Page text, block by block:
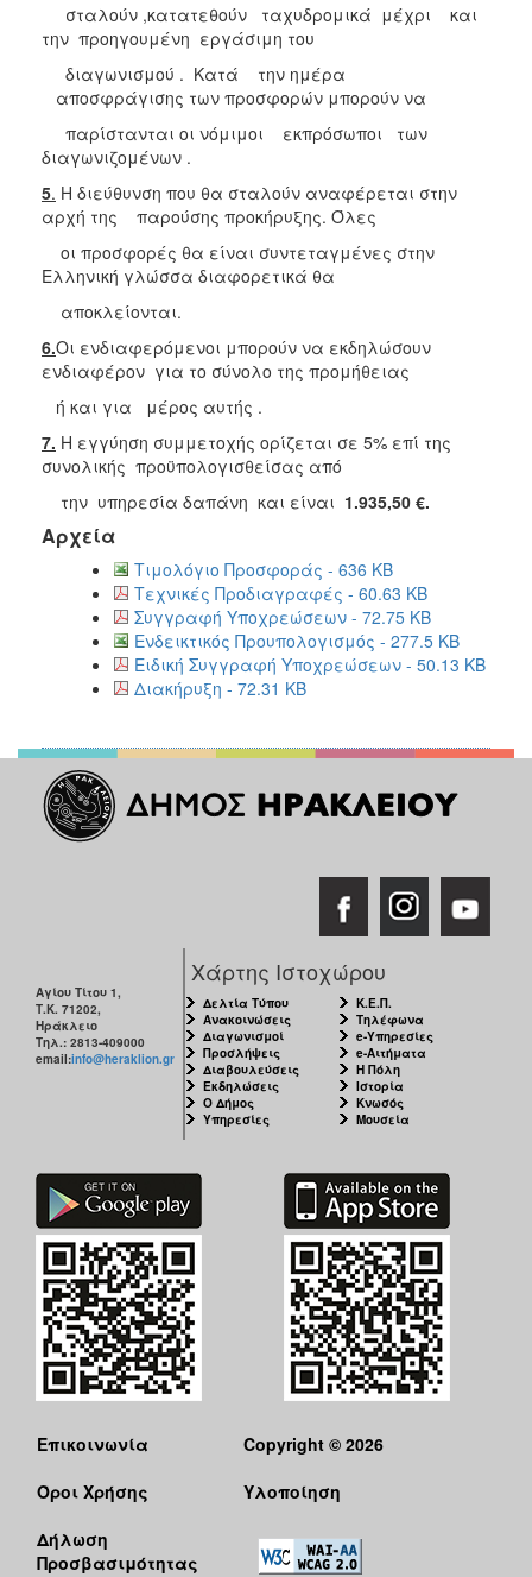
σταλούν ,κατατεθούν ταχυδρομικά μέχρι και
την προηγουμένη εργάσιμη του
διαγωνισμού . Κατά την ημέρα
αποσφράγισης των προσφορών μπορούν να
παρίστανται οι νόμιμοι εκπρόσωποι των
διαγωνιζομένων .
5. Η διεύθυνση που θα σταλούν αναφέρεται στην
αρχή της παρούσης προκήρυξης. Όλες
οι προσφορές θα είναι συντεταγμένες στην
Ελληνική γλώσσα διαφορετικά θα
αποκλείονται.
6.Οι ενδιαφερόμενοι μπορούν να εκδηλώσουν
ενδιαφέρον για το σύνολο της προμήθειας
ή και για μέρος αυτής .
7. Η εγγύηση συμμετοχής ορίζεται σε 5% επί της
συνολικής προϋπολογισθείσας από
την υπηρεσία δαπάνη και είναι 1.935,50 €.
Αρχεία
Τιμολόγιο Προσφοράς - 636 KB
Τεχνικές Προδιαγραφές - 60.63 KB
Συγγραφή Υποχρεώσεων - 72.75 KB
Ενδεικτικός Προυπολογισμός - 277.5 KB
Ειδική Συγγραφή Υποχρεώσεων - 50.13 KB
Διακήρυξη - 72.31 KB
Αγίου Τίτου 1,
Τ.Κ. 71202,
Ηράκλειο
Τηλ.: 2813-409000
email:info@heraklion.gr
Χάρτης Ιστοχώρου
Δελτία Τύπου
Ανακοινώσεις
Διαγωνισμοί
Προσλήψεις
Διαβουλεύσεις
Εκδηλώσεις
Ο Δήμος
Υπηρεσίες
Κ.Ε.Π.
Τηλέφωνα
e-Υπηρεσίες
e-Αιτήματα
Η Πόλη
Ιστορία
Κνωσός
Μουσεία
Επικοινωνία
Όροι Χρήσης
Δήλωση
Προσβασιμότητας
Copyright © 2026
Υλοποίηση